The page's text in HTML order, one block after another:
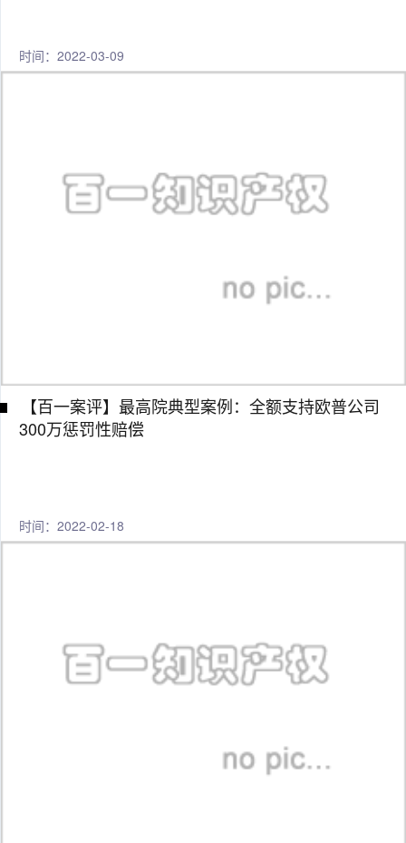
时间：2022-03-09
【百一案评】最高院典型案例：全额支持欧普公司
300万惩罚性赔偿
时间：2022-02-18